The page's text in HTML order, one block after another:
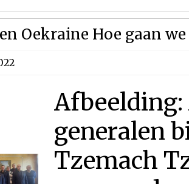
Oekraine Hoe gaan we
generalen
Tzemach